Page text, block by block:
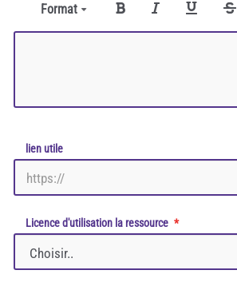
Format
lien utile
Licence d'utilisation la ressource